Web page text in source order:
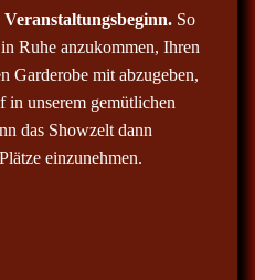
So
Ruhe anzukommen, Ihren
Garderobe mit abzugeben,
unserem gemütlichen
das Showzelt dann
einzunehmen.